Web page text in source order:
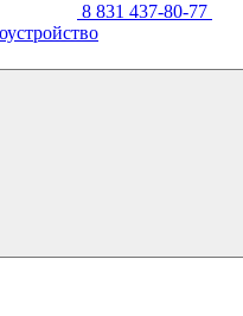
8 831 437-80-77